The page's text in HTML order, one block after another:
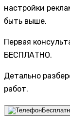
настройки
быть выше.
Первая
БЕСПЛАТНО.
Детально
работ.